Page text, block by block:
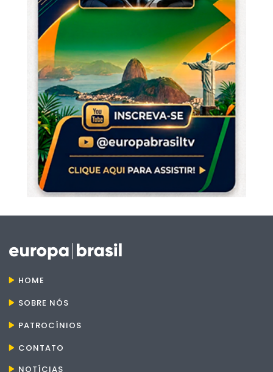
HOME
SOBRE NÓS
PATROCÍNIOS
CONTATO
NOTÍCIAS